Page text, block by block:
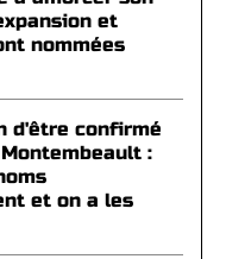
et
nommées
d'être confirmé
:
et on a les